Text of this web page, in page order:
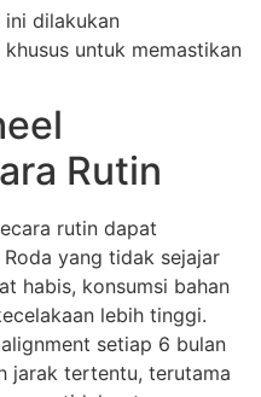
ini dilakukan
untuk memastikan
Rutin
rutin dapat
yang tidak sejajar
habis, konsumsi bahan
lebih tinggi.
setiap 6 bulan
jarak tertentu, terutama